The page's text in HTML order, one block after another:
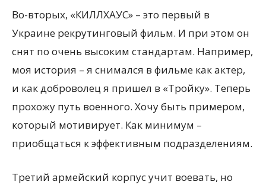
Во-вторых, «КИЛЛХАУС» – это первый в
Украине рекрутинговый фильм. И при этом он
снят по очень высоким стандартам. Например,
моя история – я снимался в фильме как актер,
и как доброволец я пришел в «Тройку». Теперь
прохожу путь военного. Хочу быть примером,
который мотивирует. Как минимум –
приобщаться к эффективным подразделениям.
Третий армейский корпус учит воевать, но